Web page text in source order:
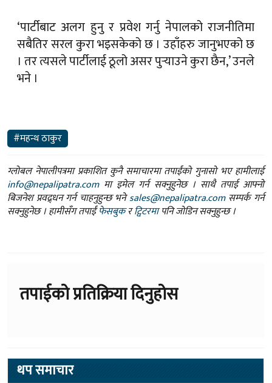
‘पार्टीबाट अलग हुनु र प्रवेश गर्नु नेपालको राजनीतिमा
सबैतिर सरल कुरा भइसकेको छ । उहाँहरु जानुभएको छ
। तर त्यसले पार्टीलाई ठूलो असर पुर्‍याउने कुरा छैन,’ उनले
भने ।
#महन्थ ठाकुर
ग्लोबल नेपालीपत्रमा प्रकाशित कुनै समाचारमा तपाईंको गुनासो भए हामीलाई
info@nepalipatra.comमा इमेल गर्न सक्नुहुनेछ । साथै तपाई आफ्नो
बिजनेश प्रवद्र्धन गर्न चाहनुहुन्छ भनेsales@nepalipatra.comसम्पर्क गर्न
सक्नुहुनेछ । हामीसँग तपाईंफेसबुकरट्विटरमापनि जोडिन सक्नुहुन्छ ।
तपाईको प्रतिक्रिया दिनुहोस
थप समाचार